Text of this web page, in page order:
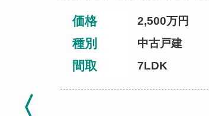
価格 2,500万円
種別 中古戸建
間取 7LDK